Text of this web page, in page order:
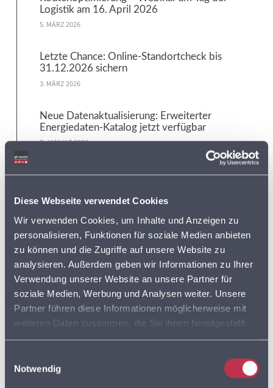
Diese Webseite verwendet Cookies
Wir verwenden Cookies, um Inhalte und Anzeigen zu
personalisieren, Funktionen für soziale Medien anbieten
zu können und die Zugriffe auf unsere Website zu
analysieren. Außerdem geben wir Informationen zu Ihrer
Verwendung unserer Website an unsere Partner für
soziale Medien, Werbung und Analysen weiter. Unsere
Partner führen diese Informationen möglicherweise mit
weiteren Daten zusammen, die Sie ihnen bereitgestellt
Cookies, wenn Sie unsere Webseite weiterhin nutzen.
Notwendig
Logistik am 16. April 2026
5. MÄRZ 2026
Letzte Chance: Online-Standortcheck bis
31.12.2026 sichern
3. MÄRZ 2026
Neue Datenaktualisierung: Erweiterter
Energiedaten-Katalog jetzt verfügbar
7. JANUAR 2026
ADRESSDATEN ADRESSEN
ADRESSEN DER SUPERMÄRKTE IN DEUTSCHLAND
AKTIONSPREISE
BVDA
BVL